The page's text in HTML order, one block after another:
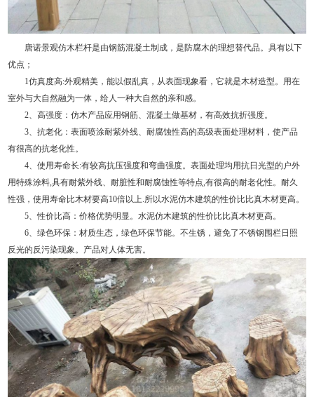
唐诺景观仿木栏杆是由钢筋混凝土制成，是防腐木的理想替代品。具有以下
优点；
1仿真度高:外观精美，能以假乱真，从表面现象看，它就是木材造型。用在
室外与大自然融为一体，给人一种大自然的亲和感。
2、高强度：仿木产品应用钢筋、混凝土做基材，有高效抗折强度。
3、抗老化：表面喷涂耐紫外线、耐腐蚀性高的高级表面处理材料，使产品
有很高的抗老化性。
4、使用寿命长:有较高抗压强度和弯曲强度。表面处理均用抗日光型的户外
用特殊涂料,具有耐紫外线、耐脏性和耐腐蚀性等特点,有很高的耐老化性。耐久
性强，使用寿命比木材要高10倍以上.所以水泥仿木建筑的性价比比真木材更高。
5、性价比高：价格优势明显。水泥仿木建筑的性价比比真木材更高。
6、绿色环保：材质生态，绿色环保节能。不生锈，避免了不锈钢围栏日照
反光的反污染现象。产品对人体无害。